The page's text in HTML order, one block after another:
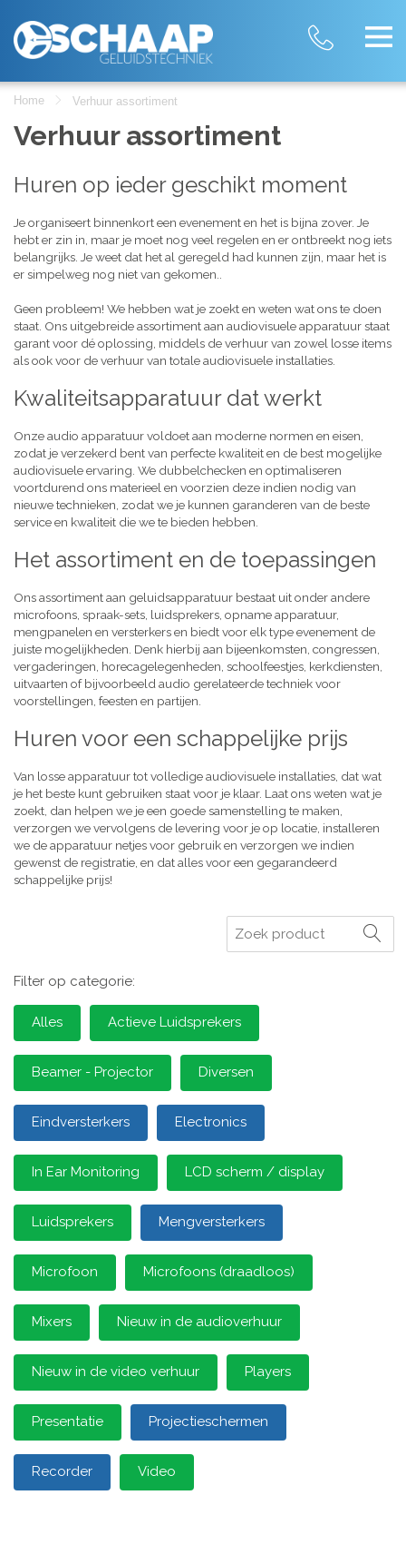
Home Verhuur assortiment
Verhuur assortiment
Huren op ieder geschikt moment
Je organiseert binnenkort een evenement en het is bijna zover. Je
hebt er zin in, maar je moet nog veel regelen en er ontbreekt nog iets
belangrijks. Je weet dat het al geregeld had kunnen zijn, maar het is
er simpelweg nog niet van gekomen..
Geen probleem! We hebben wat je zoekt en weten wat ons te doen
staat. Ons uitgebreide assortiment aan audiovisuele apparatuur staat
garant voor dé oplossing, middels de verhuur van zowel losse items
als ook voor de verhuur van totale audiovisuele installaties.
Kwaliteitsapparatuur dat werkt
Onze audio apparatuur voldoet aan moderne normen en eisen,
zodat je verzekerd bent van perfecte kwaliteit en de best mogelijke
audiovisuele ervaring. We dubbelchecken en optimaliseren
voortdurend ons materieel en voorzien deze indien nodig van
nieuwe technieken, zodat we je kunnen garanderen van de beste
service en kwaliteit die we te bieden hebben.
Het assortiment en de toepassingen
Ons assortiment aan geluidsapparatuur bestaat uit onder andere
microfoons, spraak-sets, luidsprekers, opname apparatuur,
mengpanelen en versterkers en biedt voor elk type evenement de
juiste mogelijkheden. Denk hierbij aan bijeenkomsten, congressen,
vergaderingen, horecagelegenheden, schoolfeestjes, kerkdiensten,
uitvaarten of bijvoorbeeld audio gerelateerde techniek voor
voorstellingen, feesten en partijen.
Huren voor een schappelijke prijs
Van losse apparatuur tot volledige audiovisuele installaties, dat wat
je het beste kunt gebruiken staat voor je klaar. Laat ons weten wat je
zoekt, dan helpen we je een goede samenstelling te maken,
verzorgen we vervolgens de levering voor je op locatie, installeren
we de apparatuur netjes voor gebruik en verzorgen we indien
gewenst de registratie, en dat alles voor een gegarandeerd
schappelijke prijs!
Zoeken
Filter op categorie:
Alles Actieve Luidsprekers
Beamer - Projector Diversen
Eindversterkers Electronics
In Ear Monitoring LCD scherm / display
Luidsprekers Mengversterkers
Microfoon Microfoons (draadloos)
Mixers Nieuw in de audioverhuur
Nieuw in de video verhuur Players
Presentatie Projectieschermen
Recorder Video